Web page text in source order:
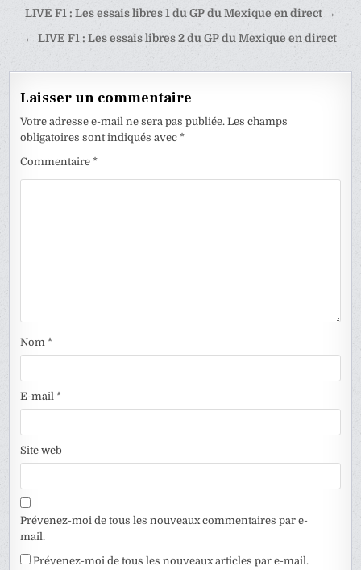
Navigation
de
LIVE F1 : Les essais libres 1 du GP du Mexique en direct →
← LIVE F1 : Les essais libres 2 du GP du Mexique en direct
Laisser un commentaire
Votre adresse e-mail ne sera pas publiée. Les champs
obligatoires sont indiqués avec*
Commentaire*
Nom*
E-mail*
Site web
Prévenez-moi de tous les nouveaux commentaires par e-
mail.
Prévenez-moi de tous les nouveaux articles par e-mail.